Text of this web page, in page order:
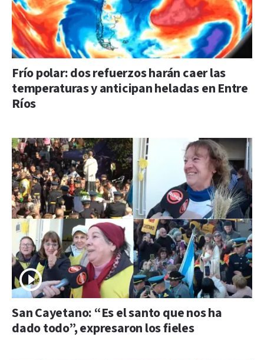
Frío polar: dos refuerzos harán caer las
temperaturas y anticipan heladas en Entre
Ríos
San Cayetano: “Es el santo que nos ha
dado todo”, expresaron los fieles